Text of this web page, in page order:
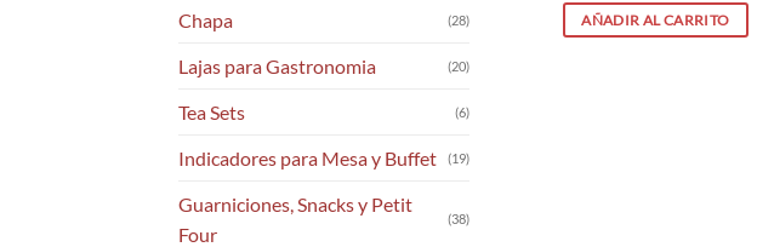
Chapa (28)
Lajas para Gastronomia (20)
Tea Sets (6)
Indicadores para Mesa y Buffet (19)
Guarniciones, Snacks y Petit
Four
(38)
AÑADIR AL CARRITO